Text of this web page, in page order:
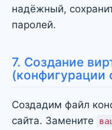
надёжный,
паролей.
7. Создание
(конфигурации
Создадим файл
сайта. Замените